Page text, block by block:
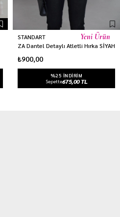
STANDART
ZA Dantel Detaylı Atletli Hırka SİYAH
₺900,00
%25 INDIRIM
Sepette675,00 TL
Yeni Ürün